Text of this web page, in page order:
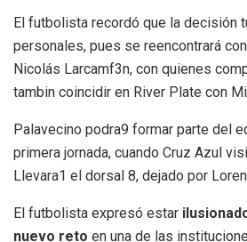
El futbolista recordó que la decisión
personales, pues se reencontrará
Nicolás Larcamf3n, con quienes
tambin coincidir en River Plate con
Palavecino podra9 formar parte del
primera jornada, cuando Cruz Azul
Llevara1 el dorsal 8, dejado por
El futbolista expresó estar
nuevo reto en una de las